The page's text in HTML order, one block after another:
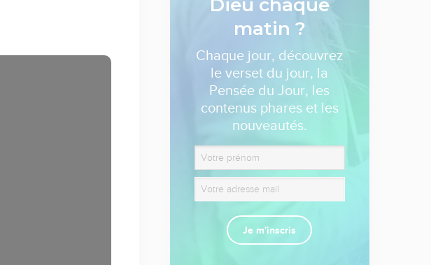
matin ?
Chaque jour, découvrez
le verset du jour, la
Pensée du Jour, les
contenus phares et les
nouveautés.
Je m'inscris